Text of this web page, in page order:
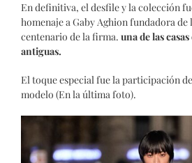
En definitiva, el desfile y la colección
homenaje aGaby Aghion fundadora de
centenario de la firma. una de las
antiguas.
El toque especial fue la participación
modelo (En la última foto).